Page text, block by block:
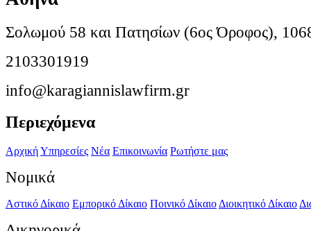
Σολωμού 58 και Πατησίων (6ος Όροφος),
2103301919
info@karagiannislawfirm.gr
Περιεχόμενα
ΑρχικήΥπηρεσίες Νέα Επικοινωνία Ρωτήστε μας
Νομικά
Αστικό Δίκαιο Εμπορικό Δίκαιο Ποινικό Δίκαιο Διοικητικό Δίκαιο